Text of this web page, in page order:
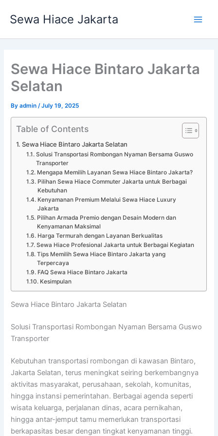
Sewa Hiace Jakarta
Sewa Hiace Bintaro Jakarta
Selatan
Byadmin /July 19, 2025
Table of Contents
Sewa Hiace Bintaro Jakarta Selatan
Solusi Transportasi Rombongan Nyaman Bersama Guswo
Transporter
Mengapa Memilih Layanan Sewa Hiace Bintaro Jakarta?
Pilihan Sewa Hiace Commuter Jakarta untuk Berbagai
Kebutuhan
Kenyamanan Premium Melalui Sewa Hiace Luxury
Jakarta
Pilihan Armada Premio dengan Desain Modern dan
Kenyamanan Maksimal
Harga Termurah dengan Layanan Berkualitas
Sewa Hiace Profesional Jakarta untuk Berbagai Kegiatan
Tips Memilih Sewa Hiace Bintaro Jakarta yang
Terpercaya
FAQ Sewa Hiace Bintaro Jakarta
Kesimpulan
Sewa Hiace Bintaro Jakarta Selatan
Solusi Transportasi Rombongan Nyaman Bersama Guswo
Transporter
Kebutuhan transportasi rombongan di kawasan Bintaro,
Jakarta Selatan, terus meningkat seiring berkembangnya
aktivitas masyarakat, perusahaan, sekolah, komunitas,
hingga instansi pemerintahan. Berbagai agenda seperti
wisata keluarga, perjalanan dinas, acara pernikahan,
hingga antar-jemput tamu memerlukan transportasi
berkapasitas besar dengan tingkat kenyamanan tinggi.